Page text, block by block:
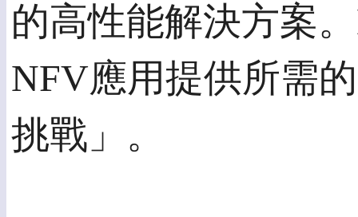
的高性能解決方案
NFV應用提供所需
挑戰」。